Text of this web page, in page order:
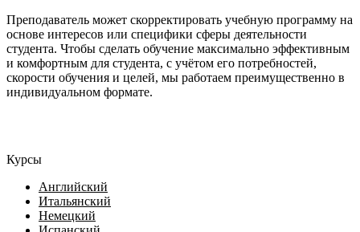
Преподаватель может скорректировать учебную программу на
основе интересов или специфики сферы деятельности
студента. Чтобы сделать обучение максимально эффективным
и комфортным для студента, с учётом его потребностей,
скорости обучения и целей, мы работаем преимущественно в
индивидуальном формате.
Курсы
Английский
Итальянский
Немецкий